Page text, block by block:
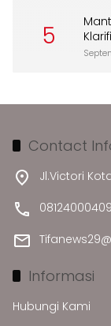
5
Contact
Jl.Victori
Informasi
Hubungi Kami